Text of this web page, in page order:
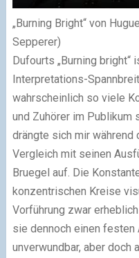
„Burning Bright“ von
Sepperer)
Dufourts „Burning
Interpretations-
wahrscheinlich so viele
und Zuhörer im Publikum
drängte sich mir während
Vergleich mit seinen
Bruegel auf. Die
konzentrischen Kreise
Vorführung zwar
sie dennoch einen festen
unverwundbar, aber doch